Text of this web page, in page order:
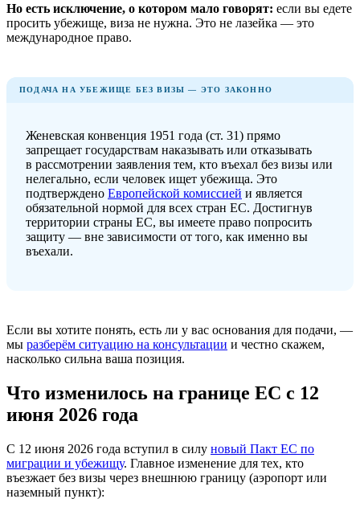
Но есть исключение, о котором мало говорят: если вы едете
просить убежище, виза не нужна. Это не лазейка — это
международное право.
ПОДАЧА НА УБЕЖИЩЕ БЕЗ ВИЗЫ — ЭТО ЗАКОННО
Женевская конвенция 1951 года (ст. 31) прямо
запрещает государствам наказывать или отказывать
в рассмотрении заявления тем, кто въехал без визы или
нелегально, если человек ищет убежища. Это
подтверждено Европейской комиссией и является
обязательной нормой для всех стран ЕС. Достигнув
территории страны ЕС, вы имеете право попросить
защиту — вне зависимости от того, как именно вы
въехали.
Если вы хотите понять, есть ли у вас основания для подачи, —
мы разберём ситуацию на консультации и честно скажем,
насколько сильна ваша позиция.
Что изменилось на границе ЕС с 12
июня 2026 года
С 12 июня 2026 года вступил в силу новый Пакт ЕС по
миграции и убежищу. Главное изменение для тех, кто
въезжает без визы через внешнюю границу (аэропорт или
наземный пункт):